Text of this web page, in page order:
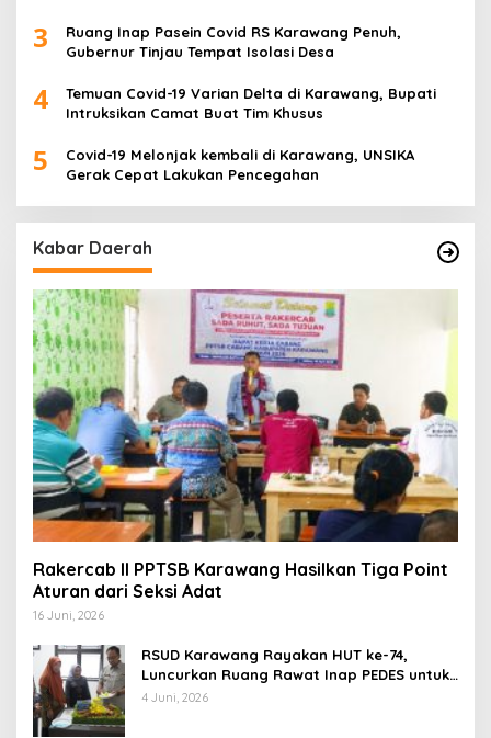
3
Ruang Inap Pasein Covid RS Karawang Penuh,
Gubernur Tinjau Tempat Isolasi Desa
4
Temuan Covid-19 Varian Delta di Karawang, Bupati
Intruksikan Camat Buat Tim Khusus
5
Covid-19 Melonjak kembali di Karawang, UNSIKA
Gerak Cepat Lakukan Pencegahan
Kabar Daerah
Rakercab II PPTSB Karawang Hasilkan Tiga Point
Aturan dari Seksi Adat
16 Juni, 2026
RSUD Karawang Rayakan HUT ke-74,
Luncurkan Ruang Rawat Inap PEDES untuk
Tingkatkan Pelayanan Kesehatan
4 Juni, 2026